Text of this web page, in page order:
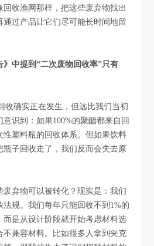
收渔网那样，把这些废弃物找出
过产品让它们尽可能长时间地留
》中提到“二次废物回收率”只有
收确实正在发生，但远比我们当初
意识到：如果100%的聚酯都来自回
性塑料瓶的回收体系。但如果饮料
子回收走了，我们反而会失去原
弃物可以被转化？现实是：我们
规。我们每年只能回收不到1%的
而是从设计阶段就开始考虑材料选
不兼容材料。比如很多人拿到夹克